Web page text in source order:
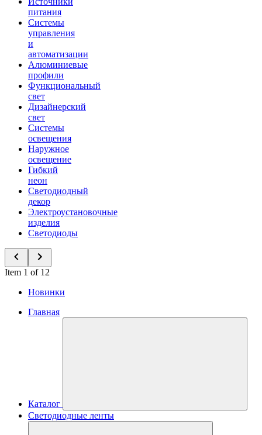
питания
Системы
управления
и
автоматизации
Алюминиевые
профили
Функциональный
свет
Дизайнерский
свет
Системы
освещения
Наружное
освещение
Гибкий
неон
Светодиодный
декор
Электроустановочные
изделия
Светодиоды
Item 1 of 12
Новинки
Главная
Каталог
Светодиодные ленты